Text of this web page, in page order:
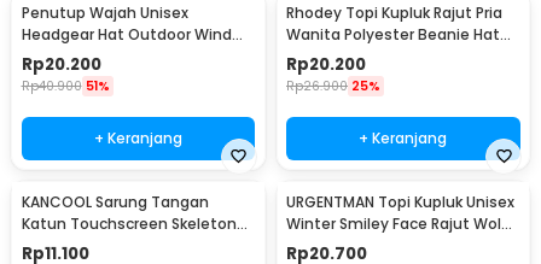
Penutup Wajah Unisex
Headgear Hat Outdoor Wind
Mask Balaclava - P01
Rp20.200
Rp40.900 51%
+ Keranjang
Rhodey Topi Kupluk Rajut Pria
Wanita Polyester Beanie Hat
Winter - EC002
Rp20.200
Rp26.900 25%
+ Keranjang
KANCOOL Sarung Tangan
Katun Touchscreen Skeleton
All Size Unisex - YN1168
Rp11.100
URGENTMAN Topi Kupluk Unisex
Winter Smiley Face Rajut Wol
Beanie Hat - NM-DS01
Rp20.700